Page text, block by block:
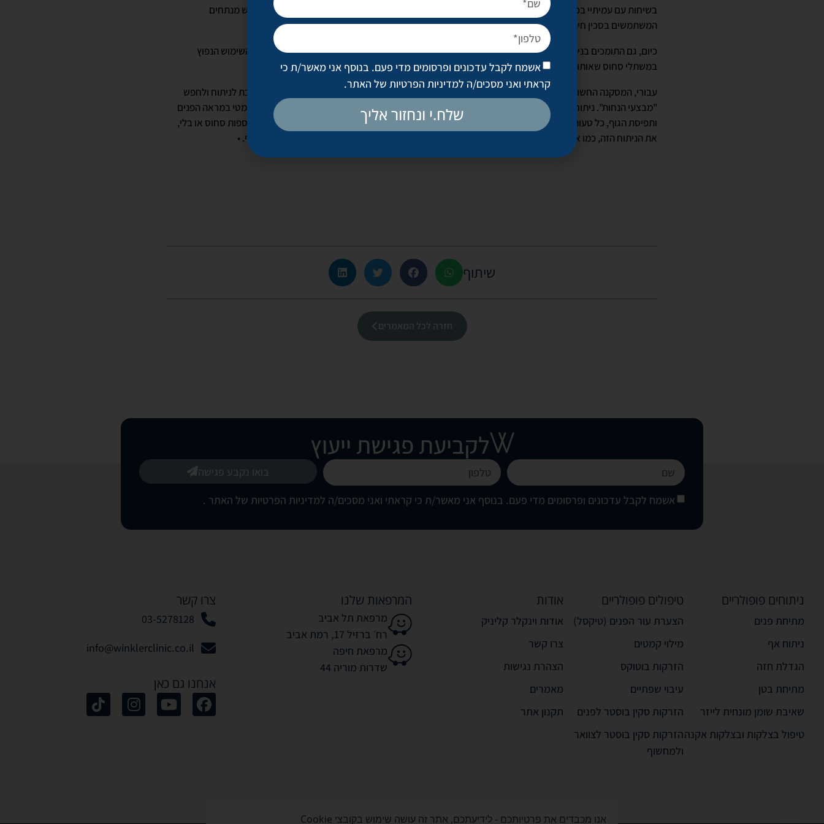
בשיחות עם עמיתיי בכנס גיליתי שבמקום הפצירה והפטיש הקלאסיים המשמשים את הכירורגים לצורך הניתוח, יש מנתחים
המשתמשים בסכין חיתוך מודרנית המשתמשת באנרגיית על־קול. לטענתם, התוצאה המושגת מדויקת יותר.
כיום, גם התומכים בניתוחים בשיטה הפתוחה מכירים בחסרונותיה לרבות משך הניתוח, הצורך בהרדמה כללית והשימוש הנפוץ
במשתלי סחוס שאותו מפיקים ממחיצת האף או מהצלעות של המטופל עצמו כדי לתת לאף צורה מושלמת.
עבורי, המסקנה החשובה ביותר הייתה שניתוח אף אינו מוצר שקונים בחנות ומצרפים פתק החלפה. אי־אפשר ללכת לניתוח ולחפש
"מבצעי הנחות". ניתוח אף הוא מורכב, הוא מתבצע במרכז הפנים. כמו שהצלחת הניתוח מביאה לשינוי חיובי ודרמטי במראה הפנים
ותפיסת הגוף, כל טעות עלולה להוביל לתוצאה מאוד לא נעימה. לכן בין אם בשיטה הקלאסית או הפתוחה, עם תוספות סחוס או בלי,
את הניתוח הזה, כמו את כל הניתוחים הקוסמטיים, מבצעים רק אצל מנתחים מומחים המנוסים מאוד בניתוחי אף. •
שיתוף
חזרה לכל המאמרים
לקביעת פגישת ייעוץ
אשמח לקבל עדכונים ופרסומים מדי פעם. בנוסף אני מאשר/ת כי קראתי ואני מסכים/ה למדיניות הפרטיות של האתר .
בואו נקבע פגישה
ניתוחים פופולריים
מתיחת פנים
ניתוח אף
הגדלת חזה
מתיחת בטן
שאיבת שומן מונחית לייזר
טיפול בצלקות ובצלקות אקנה
טיפולים פופולריים
הצערת עור הפנים (טיקסל)
מילוי קמטים
הזרקות בוטוקס
עיבוי שפתיים
הזרקות סקין בוסטר לפנים
הזרקות סקין בוסטר לצוואר
ולמחשוף
אודות
אודות וינקלר קליניק
צרו קשר
הצהרת נגישות
מאמרים
תקנון אתר
המרפאות שלנו
מרפאת תל אביב
רח׳ ברזיל 17, רמת אביב
מרפאת חיפה
שדרות מוריה 44
צרו קשר
03-5278128
info@winklerclinic.co.il
אנחנו גם כאן
אנו מכבדים את פרטיותכם - לידיעתכם, אתר זה עושה שימוש בקובצי Cookie
אשמח לקבל עדכונים ופרסומים מדי פעם. בנוסף אני מאשר/ת כי
קראתי ואני מסכים/ה למדיניות הפרטיות של האתר.
שלח.י ונחזור אליך